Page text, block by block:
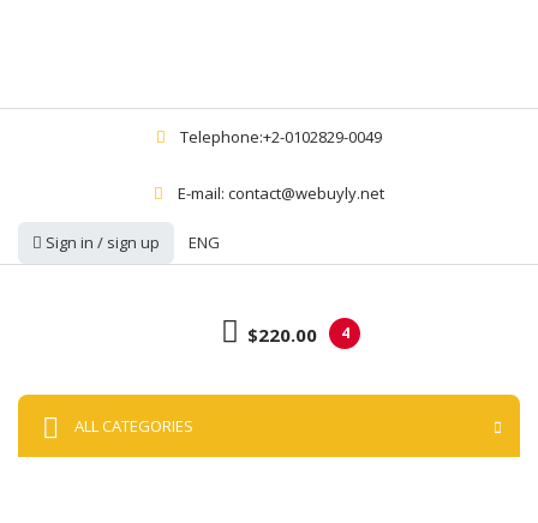
Telephone:+2-0102829-0049
E-mail: contact@webuyly.net
Sign in / sign up ENG
4
$220.00
ALL CATEGORIES